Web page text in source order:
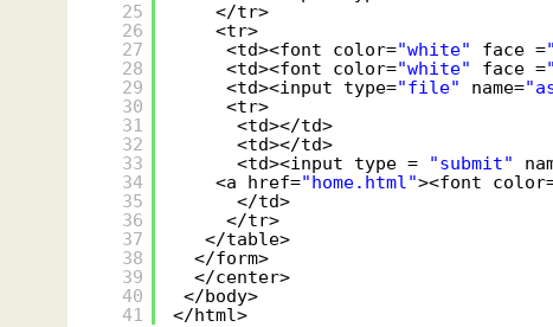
25
26
27
28
29
30
31
32
33
34
35
36
37
38
39
40
41
</tr>
<tr>
<td><font color="white" face =
<td><font color="white" face =
<td><input type="file" name=
<tr>
<td></td>
<td></td>
<td><input type =
"submit"
<a href="home.html"><font
</td>
</tr>
</table>
</form>
</center>
</body>
</html>